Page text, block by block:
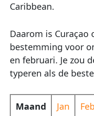
Caribbean.
Daarom is Curaçao
bestemming voor
en februari. Je zou
typeren als de
Maand Jan Feb